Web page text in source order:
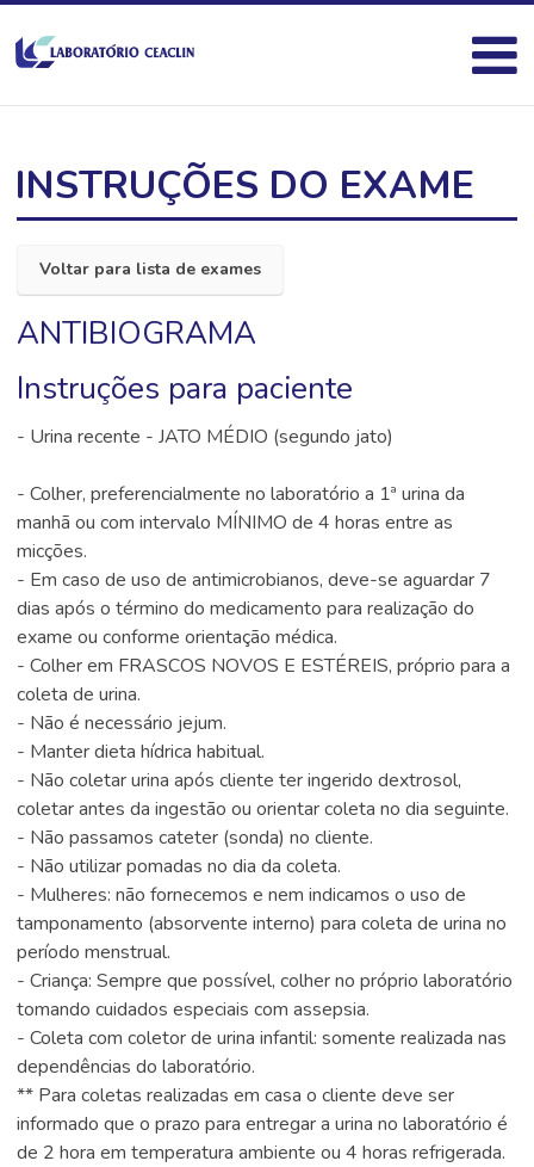
INSTRUÇÕES DO EXAME
Voltar para lista de exames
ANTIBIOGRAMA
Instruções para paciente
- Urina recente - JATO MÉDIO (segundo jato)
- Colher, preferencialmente no laboratório a 1ª urina da
manhã ou com intervalo MÍNIMO de 4 horas entre as
micções.
- Em caso de uso de antimicrobianos, deve-se aguardar 7
dias após o término do medicamento para realização do
exame ou conforme orientação médica.
- Colher em FRASCOS NOVOS E ESTÉREIS, próprio para a
coleta de urina.
- Não é necessário jejum.
- Manter dieta hídrica habitual.
- Não coletar urina após cliente ter ingerido dextrosol,
coletar antes da ingestão ou orientar coleta no dia seguinte.
- Não passamos cateter (sonda) no cliente.
- Não utilizar pomadas no dia da coleta.
- Mulheres: não fornecemos e nem indicamos o uso de
tamponamento (absorvente interno) para coleta de urina no
período menstrual.
- Criança: Sempre que possível, colher no próprio laboratório
tomando cuidados especiais com assepsia.
- Coleta com coletor de urina infantil: somente realizada nas
dependências do laboratório.
** Para coletas realizadas em casa o cliente deve ser
informado que o prazo para entregar a urina no laboratório é
de 2 hora em temperatura ambiente ou 4 horas refrigerada.